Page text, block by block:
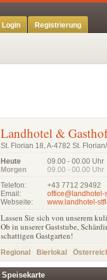
Login Registrierung
Landhotel &
St. Florian 18, A-4782 St.
Heute
Morgen
09.00 - 00.00 Uhr
09.00 - 00.00 Uhr
Telefon:
+43 7712 29492
Email:
office@landhotel-
Webseite:
www.landhotel-
Lassen Sie sich von unserem
Ob in unserer Gaststube,
schattigen Gastgarten!
Regional Bierlokal
Speisekarte